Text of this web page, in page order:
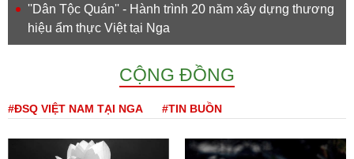
''Dân Tộc Quán'' - Hành trình 20 năm xây dựng thương
hiệu ẩm thực Việt tại Nga
CỘNG ĐỒNG
#ĐSQ VIỆT NAM TẠI NGA #TIN BUỒN